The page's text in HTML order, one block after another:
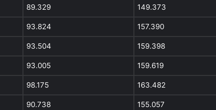
89.329 149.373
93.824 157.390
93.504 159.398
93.005 159.619
98.175 163.482
90.738 155.057